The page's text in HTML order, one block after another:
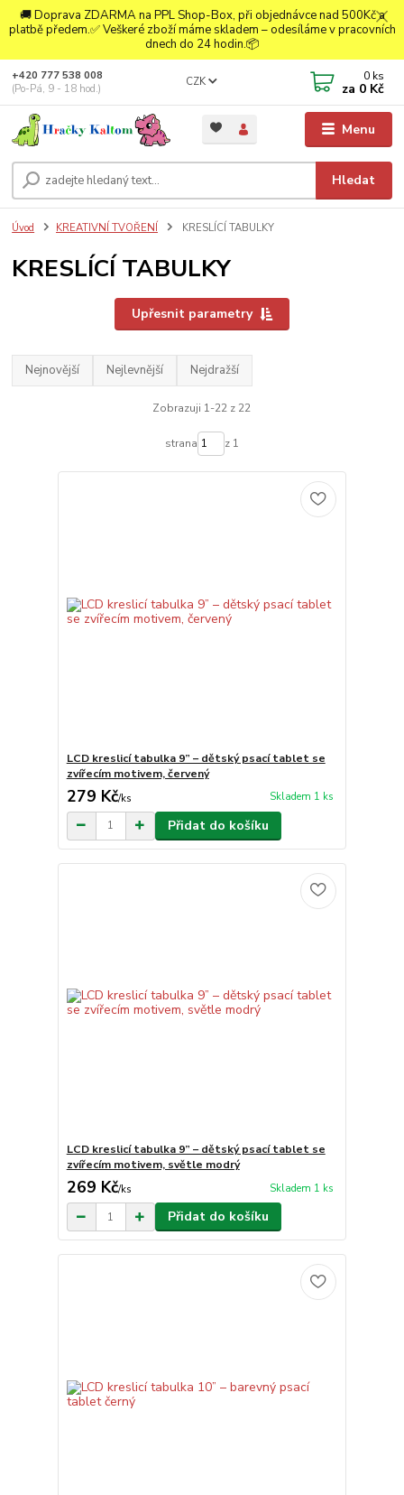
🚚 Doprava ZDARMA na PPL Shop-Box, při objednávce nad 500Kč a
platbě předem.✅ Veškeré zboží máme skladem – odesíláme v pracovních
dnech do 24 hodin.📦
Menu
CZK
Hledat
+420 777 538 008
(Po-Pá, 9 - 18 hod.)
0 ks
za 0 Kč
Úvod KREATIVNÍ TVOŘENÍ KRESLÍCÍ TABULKY
KRESLÍCÍ TABULKY
Upřesnit parametry
Nejnovější Nejlevnější Nejdražší
Zobrazuji 1-22 z 22
strana z 1
LCD kreslicí tabulka 9” – dětský psací tablet se
zvířecím motivem, červený
279 Kč/ks Skladem 1 ks
Přidat do košíku
LCD kreslicí tabulka 9” – dětský psací tablet se
zvířecím motivem, světle modrý
269 Kč/ks Skladem 1 ks
Přidat do košíku